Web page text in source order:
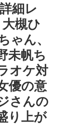
細レ
槻ひ
ゃん、
未帆ち
オケ対
優の意
さんの
り上が